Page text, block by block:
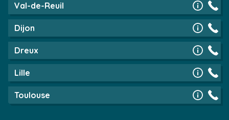
Val-de-Reuil
Dijon
Dreux
Lille
Toulouse